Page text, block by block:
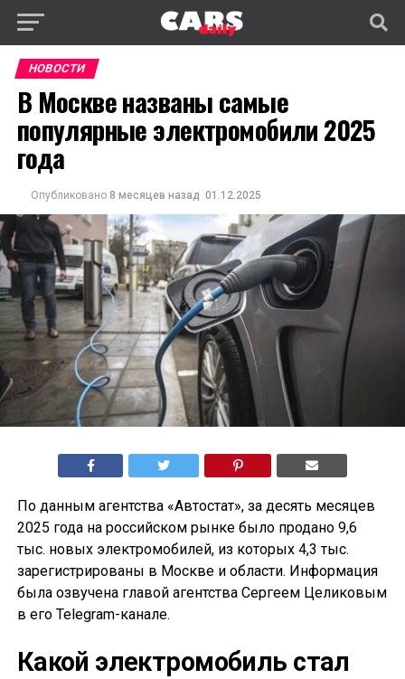
НОВОСТИ
В Москве названы самые
популярные электромобили 2025
года
Опубликовано 8 месяцев назад 01.12.2025
По данным агентства «Автостат», за десять месяцев
2025 года на российском рынке было продано 9,6
тыс. новых электромобилей, из которых 4,3 тыс.
зарегистрированы в Москве и области. Информация
была озвучена главой агентства Сергеем Целиковым
в его Telegram-канале.
Какой электромобиль стал